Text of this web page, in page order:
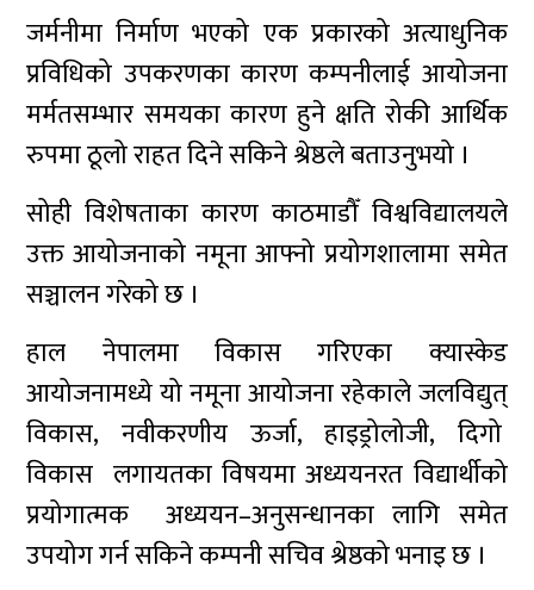
जर्मनीमा निर्माण भएको एक प्रकारको अत्याधुनिक
प्रविधिको उपकरणका कारण कम्पनीलाई आयोजना
मर्मतसम्भार समयका कारण हुने क्षति रोकी आर्थिक
रुपमा ठूलो राहत दिने सकिने श्रेष्ठले बताउनुभयो ।
सोही विशेषताका कारण काठमाडौँ विश्वविद्यालयले
उक्त आयोजनाको नमूना आफ्नो प्रयोगशालामा समेत
सञ्चालन गरेको छ ।
हाल नेपालमा विकास गरिएका क्यास्केड
आयोजनामध्ये यो नमूना आयोजना रहेकाले जलविद्युत्
विकास, नवीकरणीय ऊर्जा, हाइड्रोलोजी, दिगो
विकास लगायतका विषयमा अध्ययनरत विद्यार्थीको
प्रयोगात्मक अध्ययन–अनुसन्धानका लागि समेत
उपयोग गर्न सकिने कम्पनी सचिव श्रेष्ठको भनाइ छ ।